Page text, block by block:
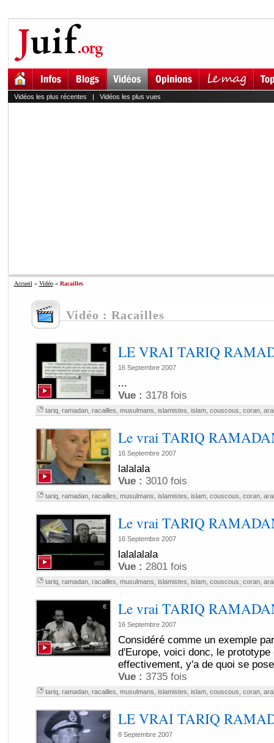
Vidéos les plus récentes | Vidéos les plus vues
Accueil » Vidéo» Racailles
Vidéo : Racailles
LE VRAI TARIQ
16 Septembre 2007
...
Vue : 3178 fois
tariq, ramadan, racailles musulmans islamistes islam, couscous coran,
Le vrai TARIQ
16 Septembre 2007
lalalala
Vue : 3010 fois
tariq, ramadan, racailles musulmans islamistes islam, couscous coran,
Le vrai TARIQ
16 Septembre 2007
lalalalala
Vue : 2801 fois
tariq, ramadan, racailles musulmans islamistes islam, couscous coran,
Le vrai TARIQ
16 Septembre 2007
Considéré comme un exemple
d'Europe, voici donc, le
effectivement, y'a de quoi se
Vue : 3735 fois
tariq, ramadan, racailles musulmans islamistes islam, couscous coran,
LE VRAI TARIQ
8 Septembre 2007